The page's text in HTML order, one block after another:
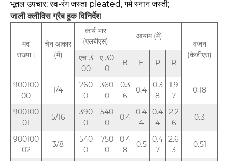
भूतल उपचार: स्व-रंग जस्ता pleated, गर्म स्नान जस्ती;
जाली क्लीविस ग्रैब हुक विनिर्देश
मद
संख्या।
चेन आकार
(में)
कार्य भार
(एलबीएस)
आयाम (में)
वजन
(केजीएस)
एच-3
00
ए-30
0
B E P R
900100
00
1/4
260
0
360
0
0.3
6
0.4
0.3
8
1.9
7
0.18
900100
01
5/16
390
0
540
0
0.4
0.4
4
0.4
4
2.2
6
0.3
900100
02
3/8
540
0
750
0
0.4
8
0.5
0.4
7
2.6
3
0.51